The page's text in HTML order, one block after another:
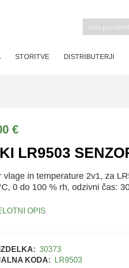
STORITVE DISTRIBUTERJI
€
LR9503
vlage in temperature 2v1, za
0 do 100 % rh, odzivni čas:
OPIS
30373
KODA:
LR9503